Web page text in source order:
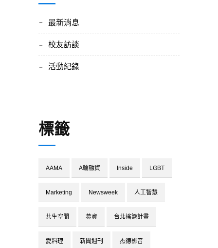
最新消息
校友訪談
活動紀錄
標籤
AAMA A輪融資 Inside LGBT
Marketing Newsweek 人工智慧
共生空間 募資 台北搖籃計畫
愛料理 新聞週刊 杰德影音